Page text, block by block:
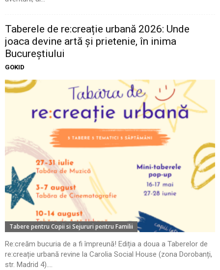
Taberele de re:creație urbană 2026: Unde
joaca devine artă și prietenie, în inima
Bucureștiului
GOKID
Tabere pentru Copii si Sejururi pentru Familii
Re:creăm bucuria de a fi împreună! Ediția a doua a Taberelor de
re:creație urbană revine la Carolia Social House (zona Dorobanți,
str. Madrid 4)....